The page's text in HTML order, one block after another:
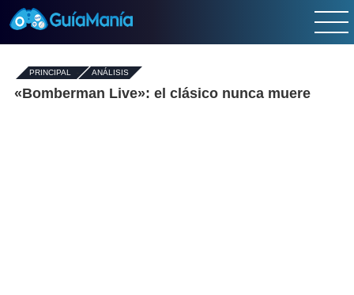
PRINCIPAL - ANÁLISIS
«Bomberman Live»: el clásico nunca muere